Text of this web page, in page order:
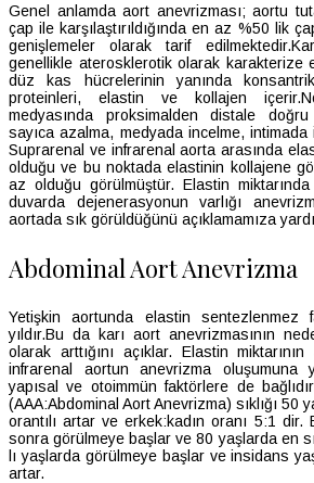
Genel anlamda aort anevrizması; aortu
çap ile karşılaştırıldığında en az %50 lik
genişlemeler olarak tarif
genellikle aterosklerotik olarak karakterize
düz kas hücrelerinin yanında
proteinleri, elastin ve kollajen
medyasında proksimalden distale
sayıca azalma, medyada incelme, intimada
Suprarenal ve infrarenal aorta arasında
olduğu ve bu noktada elastinin kollajene
az olduğu görülmüştür. Elastin
duvarda dejenerasyonun varlığı
aortada sık görüldüğünü açıklamamıza
Abdominal Aort Anevrizma
Yetişkin aortunda elastin sentezlenmez
yıldır.Bu da karı aort anevrizmasının
olarak arttığını açıklar. Elastin
infrarenal aortun anevrizma oluşumuna
yapısal ve otoimmün faktörlere de
(AAA:Abdominal Aort Anevrizma) sıklığı 50
orantılı artar ve erkek:kadın oranı 5:1 dir.
sonra görülmeye başlar ve 80 yaşlarda en
lı yaşlarda görülmeye başlar ve insidans
artar.